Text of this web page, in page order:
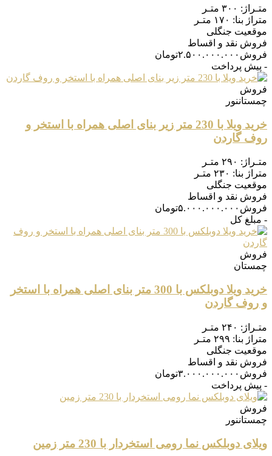
متـراژ: ۳۰۰ متـر
متراژ بنا: ۱۷۰ متـر
موقعیت جنگلی
فروش نقد و اقساط
فروش ۲.۵۰۰.۰۰۰.۰۰۰تومان
- پیش پرداخت
فروش
چمستاننور
خرید ویلا با 230 متر زیر بنای اصلی همراه با استخر و
روف گاردن
متـراژ: ۲۹۰ متـر
متراژ بنا: ۲۳۰ متـر
موقعیت جنگلی
فروش نقد و اقساط
فروش ۵.۰۰۰.۰۰۰.۰۰۰تومان
- مبلغ کل
فروش
چمستان
خرید ویلا دوبلکس با 300 متر بنای اصلی همراه با استخر
و روف گاردن
متـراژ: ۲۴۰ متـر
متراژ بنا: ۲۹۹ متـر
موقعیت جنگلی
فروش نقد و اقساط
فروش ۳.۰۰۰.۰۰۰.۰۰۰تومان
- پیش پرداخت
فروش
چمستاننور
ویلای دوبلکس نما رومی استخردار با 230 متر زمین